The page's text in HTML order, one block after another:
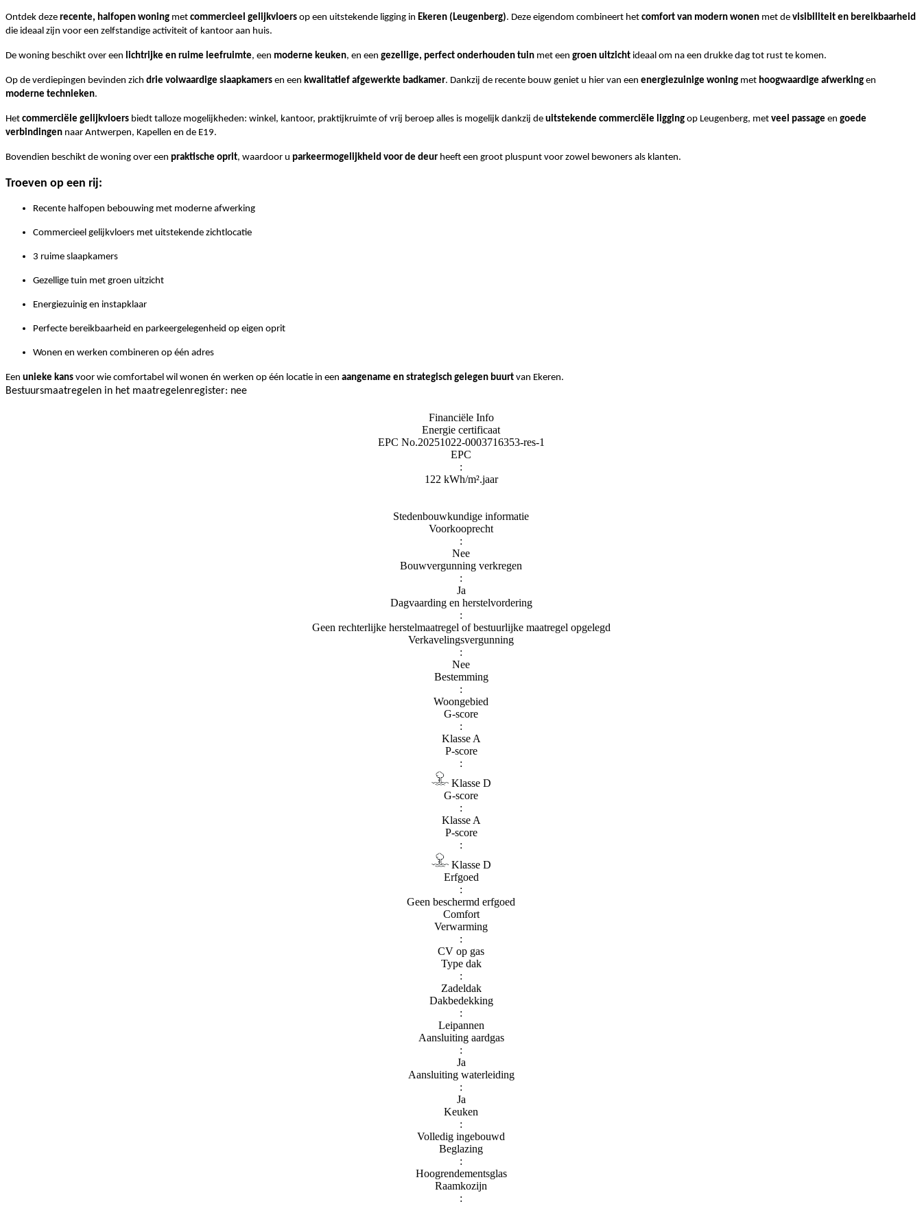
Ontdek deze recente, halfopen woning met commercieel gelijkvloers op een uitstekende ligging in Ekeren (Leugenberg). Deze eigendom combineert het comfort van modern wonen met de visibiliteit en bereikbaarheid
die ideaal zijn voor een zelfstandige activiteit of kantoor aan huis.
De woning beschikt over een lichtrijke en ruime leefruimte, een moderne keuken, en een gezellige, perfect onderhouden tuin met een groen uitzicht ideaal om na een drukke dag tot rust te komen.
Op de verdiepingen bevinden zich drie volwaardige slaapkamers en een kwalitatief afgewerkte badkamer. Dankzij de recente bouw geniet u hier van een energiezuinige woning met hoogwaardige afwerking en
moderne technieken.
Het commerciële gelijkvloers biedt talloze mogelijkheden: winkel, kantoor, praktijkruimte of vrij beroep alles is mogelijk dankzij de uitstekende commerciële ligging op Leugenberg, met veel passage en goede
verbindingen naar Antwerpen, Kapellen en de E19.
Bovendien beschikt de woning over een praktische oprit, waardoor u parkeermogelijkheid voor de deur heeft een groot pluspunt voor zowel bewoners als klanten.
Troeven op een rij:
Recente halfopen bebouwing met moderne afwerking
Commercieel gelijkvloers met uitstekende zichtlocatie
3 ruime slaapkamers
Gezellige tuin met groen uitzicht
Energiezuinig en instapklaar
Perfecte bereikbaarheid en parkeergelegenheid op eigen oprit
Wonen en werken combineren op één adres
Een unieke kans voor wie comfortabel wil wonen én werken op één locatie in een aangename en strategisch gelegen buurt van Ekeren.
Bestuursmaatregelen in het maatregelenregister: nee
Financiële Info
Energie certificaat
EPC No.20251022-0003716353-res-1
EPC
:
122 kWh/m².jaar
Stedenbouwkundige informatie
Voorkooprecht
:
Nee
Bouwvergunning verkregen
:
Ja
Dagvaarding en herstelvordering
:
Geen rechterlijke herstelmaatregel of bestuurlijke maatregel opgelegd
Verkavelingsvergunning
:
Nee
Bestemming
:
Woongebied
G-score
:
Klasse A
P-score
:
Klasse D
G-score
:
Klasse A
P-score
:
Klasse D
Erfgoed
:
Geen beschermd erfgoed
Comfort
Verwarming
:
CV op gas
Type dak
:
Zadeldak
Dakbedekking
:
Leipannen
Aansluiting aardgas
:
Ja
Aansluiting waterleiding
:
Ja
Keuken
:
Volledig ingebouwd
Beglazing
:
Hoogrendementsglas
Raamkozijn
: